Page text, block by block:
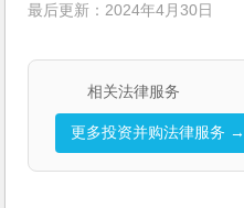
最后更新：2024年4月30日
相关法律服务
更多投资并购法律服务 →